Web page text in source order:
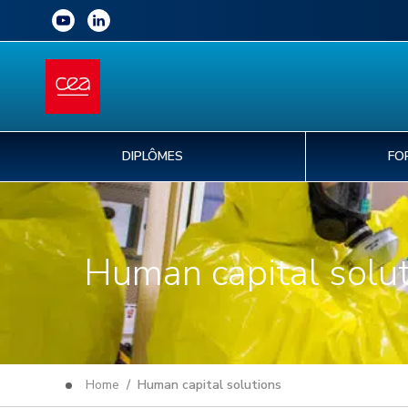
DIPLÔMES
Human capital
Home / Human capital solutions